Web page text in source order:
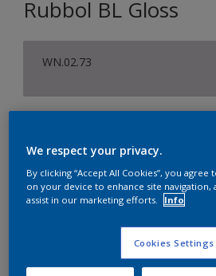
Rubbol BL Gloss
WN.02.73
1L
Quantité Calculateur de
We respect your privacy.
By clicking “Accept All Cookies”, you
on your device to enhance site navigation,
assist in our marketing efforts.
Info
Cookies Settings